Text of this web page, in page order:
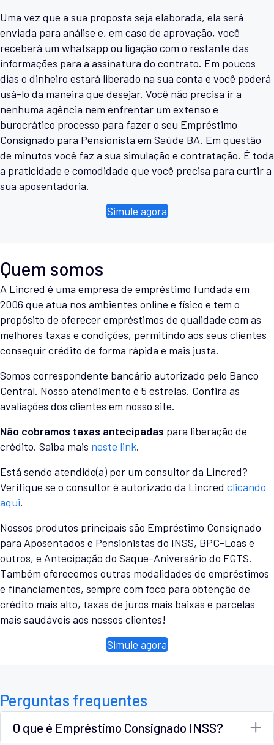
Uma vez que a sua proposta seja elaborada, ela será
enviada para análise e, em caso de aprovação, você
receberá um whatsapp ou ligação com o restante das
informações para a assinatura do contrato. Em poucos
dias o dinheiro estará liberado na sua conta e você poderá
usá-lo da maneira que desejar. Você não precisa ir a
nenhuma agência nem enfrentar um extenso e
burocrático processo para fazer o seu Empréstimo
Consignado para Pensionista em Saúde BA. Em questão
de minutos você faz a sua simulação e contratação. É toda
a praticidade e comodidade que você precisa para curtir a
sua aposentadoria.
Simule agora
Quem somos
A Lincred é uma empresa de empréstimo fundada em
2006 que atua nos ambientes online e físico e tem o
propósito de oferecer empréstimos de qualidade com as
melhores taxas e condições, permitindo aos seus clientes
conseguir crédito de forma rápida e mais justa.
Somos correspondente bancário autorizado pelo Banco
Central. Nosso atendimento é 5 estrelas. Confira as
avaliações dos clientes em nosso site.
Não cobramos taxas antecipadas para liberação de
crédito. Saiba mais neste link.
Está sendo atendido(a) por um consultor da Lincred?
Verifique se o consultor é autorizado da Lincred clicando
aqui.
Nossos produtos principais são Empréstimo Consignado
para Aposentados e Pensionistas do INSS, BPC-Loas e
outros, e Antecipação do Saque-Aniversário do FGTS.
Também oferecemos outras modalidades de empréstimos
e financiamentos, sempre com foco para obtenção de
crédito mais alto, taxas de juros mais baixas e parcelas
mais saudáveis aos nossos clientes!
Simule agora
Perguntas frequentes
O que é Empréstimo Consignado INSS?